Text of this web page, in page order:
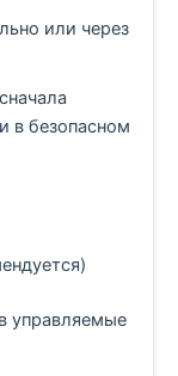
или через
в безопасном
управляемые